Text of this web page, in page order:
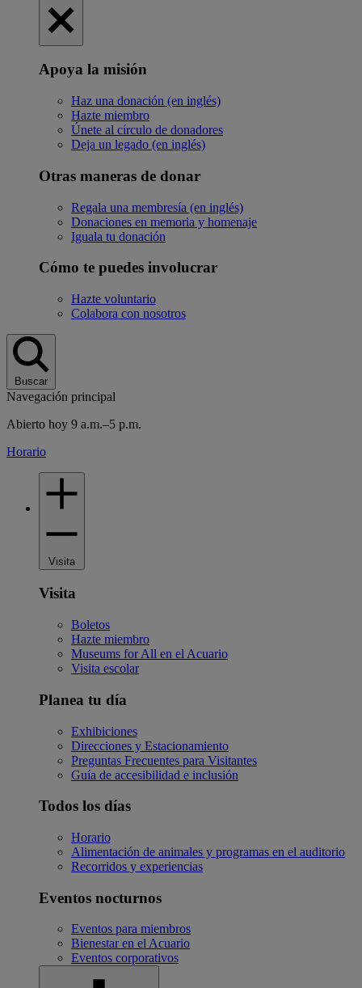
Apoya la misión
Haz una donación (en inglés)
Hazte miembro
Únete al círculo de donadores
Deja un legado (en inglés)
Otras maneras de donar
Regala una membresía (en inglés)
Donaciones en memoria y homenaje
Iguala tu donación
Cómo te puedes involucrar
Hazte voluntario
Colabora con nosotros
Buscar
Navegación principal
Abierto hoy 9 a.m.–5 p.m.
Horario
Visita
Visita
Boletos
Hazte miembro
Museums for All en el Acuario
Visita escolar
Planea tu día
Exhibiciones
Direcciones y Estacionamiento
Preguntas Frecuentes para Visitantes
Guía de accesibilidad e inclusión
Todos los días
Horario
Alimentación de animales y programas en el auditorio
Recorridos y experiencias
Eventos nocturnos
Eventos para miembros
Bienestar en el Acuario
Eventos corporativos